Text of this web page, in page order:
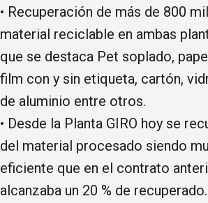
• Recuperación de más de 800
material reciclable en ambas
que se destaca Pet soplado,
film con y sin etiqueta, cartón,
de aluminio entre otros.
• Desde la Planta GIRO hoy se
del material procesado siendo
eficiente que en el contrato
alcanzaba un 20 % de recuperado.